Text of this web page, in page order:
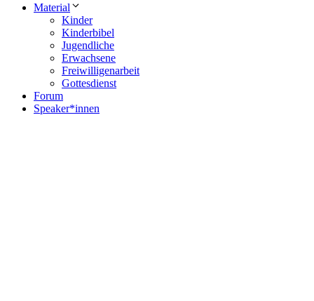
Material
Kinder
Kinderbibel
Jugendliche
Erwachsene
Freiwilligenarbeit
Gottesdienst
Forum
Speaker*innen